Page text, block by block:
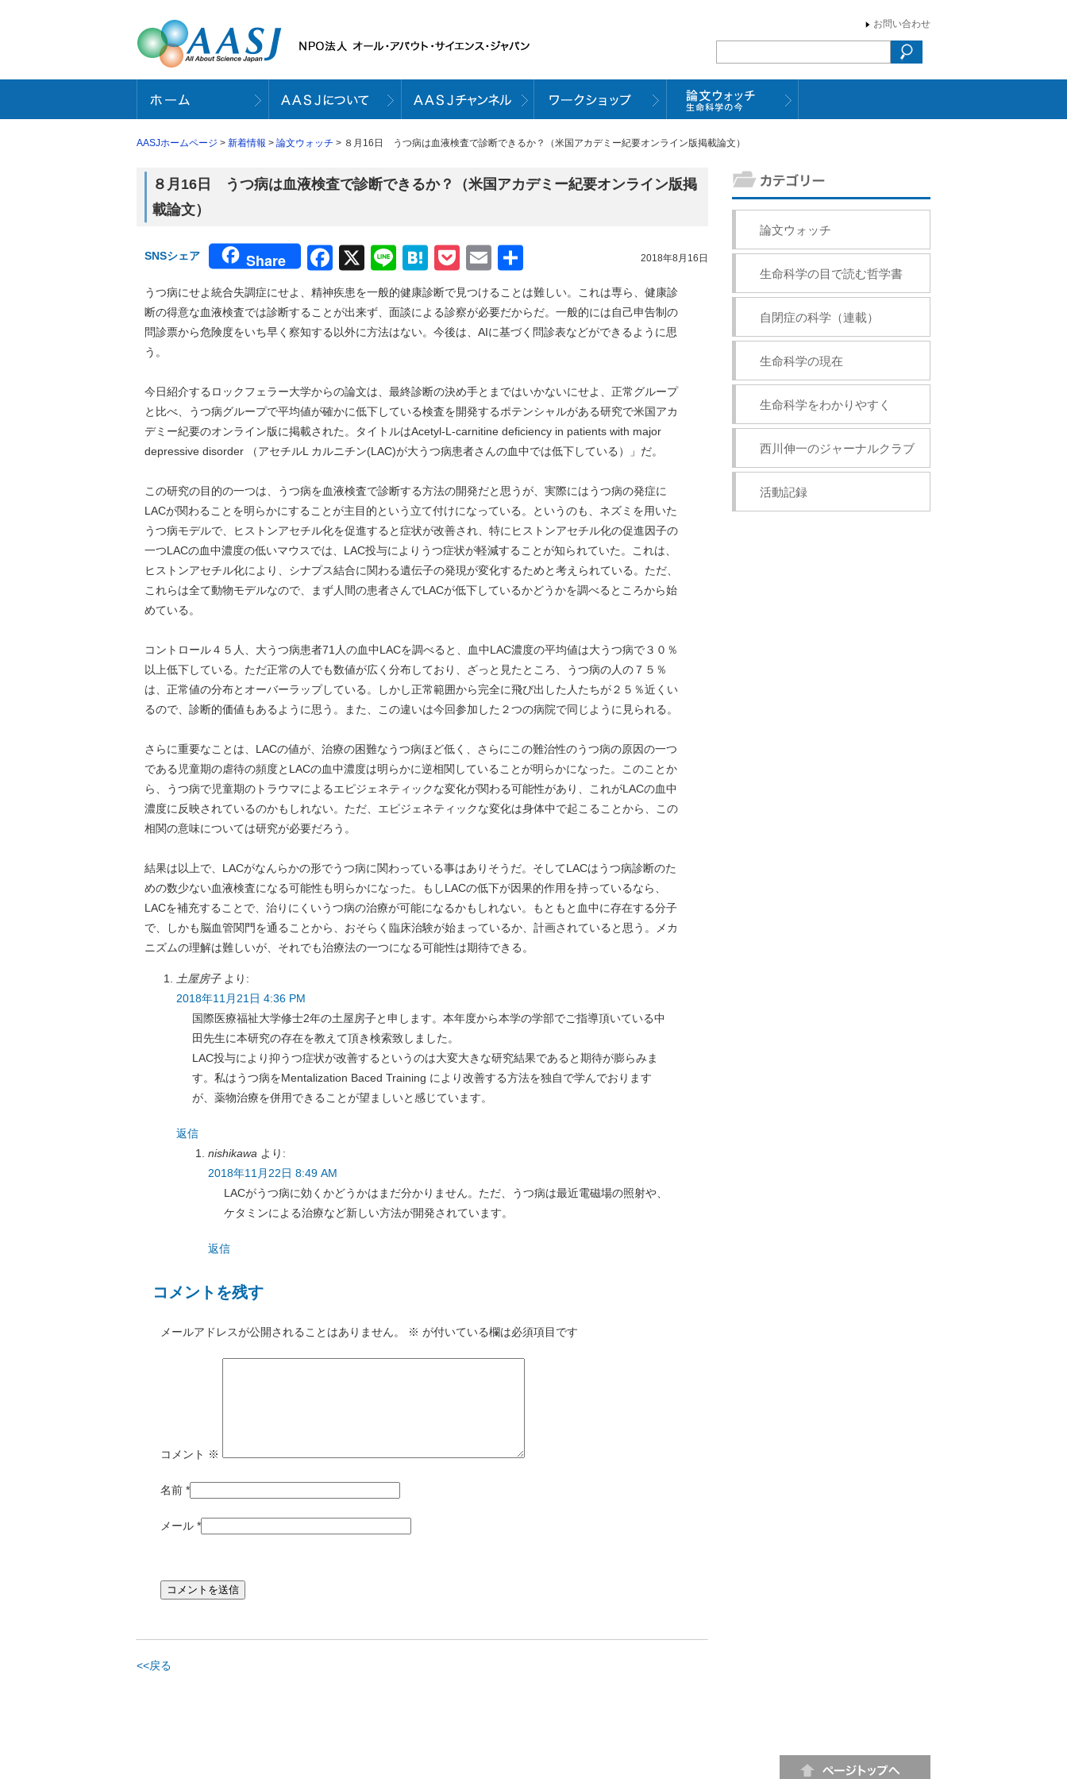
お問い合わせ
AASJホームページ > 新着情報 > 論文ウォッチ > ８月16日 うつ病は血液検査で診断できるか？（米国アカデミー紀要オンライン版掲載論文）
８月16日 うつ病は血液検査で診断できるか？（米国アカデミー紀要オンライン版掲
載論文）
2018年8月16日
SNSシェア Share Facebook
X LineHatena
Pocket
Email
有
うつ病にせよ統合失調症にせよ、精神疾患を一般的健康診断で見つけることは難しい。これは専ら、健康診
断の得意な血液検査では診断することが出来ず、面談による診察が必要だからだ。一般的には自己申告制の
問診票から危険度をいち早く察知する以外に方法はない。今後は、AIに基づく問診表などができるように思
う。
今日紹介するロックフェラー大学からの論文は、最終診断の決め手とまではいかないにせよ、正常グループ
と比べ、うつ病グループで平均値が確かに低下している検査を開発するポテンシャルがある研究で米国アカ
デミー紀要のオンライン版に掲載された。タイトルはAcetyl-L-carnitine deficiency in patients with major
depressive disorder （アセチルL カルニチン(LAC)が大うつ病患者さんの血中では低下している）」だ。
この研究の目的の一つは、うつ病を血液検査で診断する方法の開発だと思うが、実際にはうつ病の発症に
LACが関わることを明らかにすることが主目的という立て付けになっている。というのも、ネズミを用いた
うつ病モデルで、ヒストンアセチル化を促進すると症状が改善され、特にヒストンアセチル化の促進因子の
一つLACの血中濃度の低いマウスでは、LAC投与によりうつ症状が軽減することが知られていた。これは、
ヒストンアセチル化により、シナプス結合に関わる遺伝子の発現が変化するためと考えられている。ただ、
これらは全て動物モデルなので、まず人間の患者さんでLACが低下しているかどうかを調べるところから始
めている。
コントロール４５人、大うつ病患者71人の血中LACを調べると、血中LAC濃度の平均値は大うつ病で３０％
以上低下している。ただ正常の人でも数値が広く分布しており、ざっと見たところ、うつ病の人の７５％
は、正常値の分布とオーバーラップしている。しかし正常範囲から完全に飛び出した人たちが２５％近くい
るので、診断的価値もあるように思う。また、この違いは今回参加した２つの病院で同じように見られる。
さらに重要なことは、LACの値が、治療の困難なうつ病ほど低く、さらにこの難治性のうつ病の原因の一つ
である児童期の虐待の頻度とLACの血中濃度は明らかに逆相関していることが明らかになった。このことか
ら、うつ病で児童期のトラウマによるエピジェネティックな変化が関わる可能性があり、これがLACの血中
濃度に反映されているのかもしれない。ただ、エピジェネティックな変化は身体中で起こることから、この
相関の意味については研究が必要だろう。
結果は以上で、LACがなんらかの形でうつ病に関わっている事はありそうだ。そしてLACはうつ病診断のた
めの数少ない血液検査になる可能性も明らかになった。もしLACの低下が因果的作用を持っているなら、
LACを補充することで、治りにくいうつ病の治療が可能になるかもしれない。もともと血中に存在する分子
で、しかも脳血管関門を通ることから、おそらく臨床治験が始まっているか、計画されていると思う。メカ
ニズムの理解は難しいが、それでも治療法の一つになる可能性は期待できる。
土屋房子 より:
2018年11月21日 4:36 PM
国際医療福祉大学修士2年の土屋房子と申します。本年度から本学の学部でご指導頂いている中
田先生に本研究の存在を教えて頂き検索致しました。
LAC投与により抑うつ症状が改善するというのは大変大きな研究結果であると期待が膨らみま
す。私はうつ病をMentalization Baced Training により改善する方法を独自で学んでおります
が、薬物治療を併用できることが望ましいと感じています。
返信
nishikawa より:
2018年11月22日 8:49 AM
LACがうつ病に効くかどうかはまだ分かりません。ただ、うつ病は最近電磁場の照射や、
ケタミンによる治療など新しい方法が開発されています。
返信
コメントを残す
メールアドレスが公開されることはありません。 ※ が付いている欄は必須項目です
コメント ※
名前 *
メール *
<<戻る
論文ウォッチ
生命科学の目で読む哲学書
自閉症の科学（連載）
生命科学の現在
生命科学をわかりやすく
西川伸一のジャーナルクラブ
活動記録